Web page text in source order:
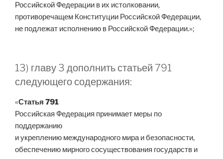
Российской Федерации в их истолковании,
противоречащем Конституции Российской Федерации,
не подлежат исполнению в Российской Федерации.»;
13) главу 3 дополнить статьей 791
следующего содержания:
«Статья 791
Российская Федерация принимает меры по
поддержанию
и укреплению международного мира и безопасности,
обеспечению мирного сосуществования государств и